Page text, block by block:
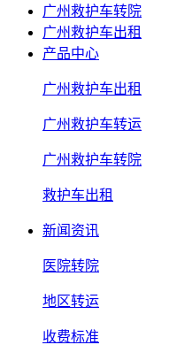
广州救护车转院
广州救护车出租
产品中心
广州救护车出租
广州救护车转运
广州救护车转院
救护车出租
新闻资讯
医院转院
地区转运
收费标准